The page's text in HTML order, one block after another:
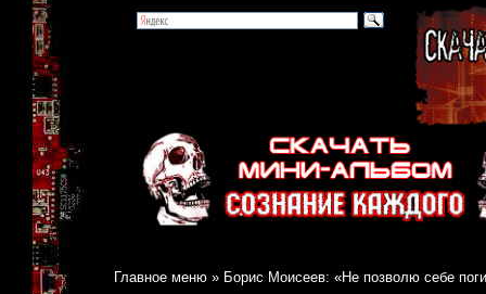
Главное меню » Борис Моисеев: «Не позволю себе